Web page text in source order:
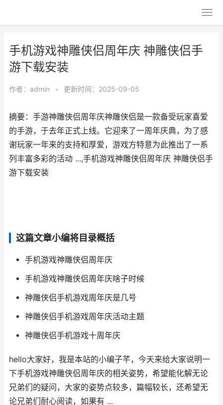
手机游戏神雕侠侣周年庆 神雕侠侣手
游下载安装
作者： admin • 更新时间：2025-09-05
摘要：手游神雕侠侣周年庆神雕侠侣是一款备受玩家喜爱
的手游，于去年正式上线。它迎来了一周年庆典，为了感
谢玩家一年来的支持和厚爱，游戏方特意为此推出了一系
列丰富多彩的活动 ...,手机游戏神雕侠侣周年庆 神雕侠侣手
游下载安装
这篇文章小编将目录概括
手机游戏神雕侠侣周年庆
手机游戏神雕侠侣周年庆啥子时候
神雕侠侣手机游戏周年庆是几号
神雕侠侣手机游戏周年庆活动主题
神雕侠侣手机游戏十周年庆
hello大家好，我是本站的小编子芊，今天来给大家说明一
下手机游戏神雕侠侣周年庆的相关姿势，希望能化解无论
兄弟们的疑问，大家的姿势点较多，篇幅较长，还希望无
论兄弟们耐心阅读，如果有 ...